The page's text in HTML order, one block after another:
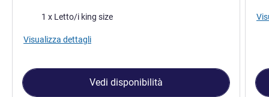
Biancheria da letto
1 x Letto/i king size
Visualizza dettagli
Vedi disponibilità